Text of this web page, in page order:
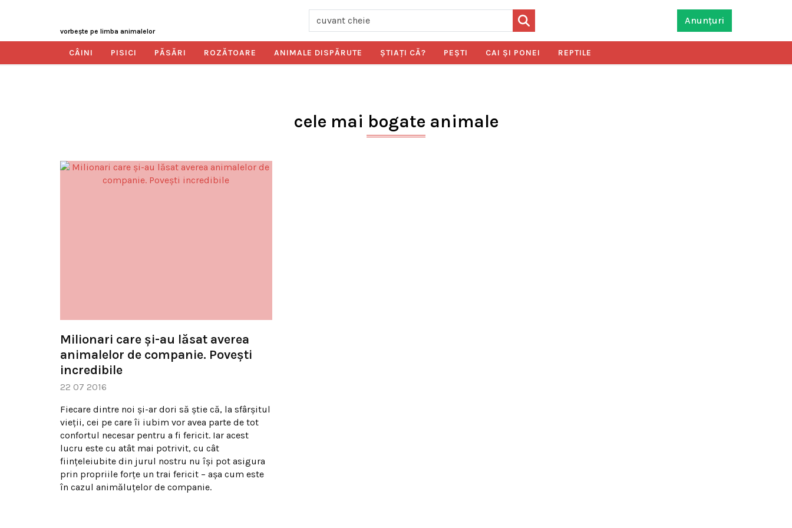
vorbeşte pe limba animalelor
Anunțuri
CÂINI PISICI PĂSĂRI ROZĂTOARE ANIMALE DISPĂRUTE ŞTIAŢI CĂ? PEŞTI CAI ŞI PONEI REPTILE
cele mai bogate animale
Milionari care și-au lăsat averea
animalelor de companie. Povești
incredibile
22 07 2016
Fiecare dintre noi și-ar dori să știe că, la sfârșitul
vieții, cei pe care îi iubim vor avea parte de tot
confortul necesar pentru a fi fericit. Iar acest
lucru este cu atât mai potrivit, cu cât
ființeleiubite din jurul nostru nu își pot asigura
prin propriile forțe un trai fericit – așa cum este
în cazul animăluțelor de companie.